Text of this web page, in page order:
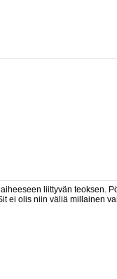
liittyvän teoksen.
ei olis niin väliä millainen